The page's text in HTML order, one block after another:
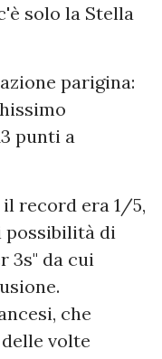
solo la Stella
parigina:
punti a
record era 1/5,
possibilità di
3s" da cui
che
volte